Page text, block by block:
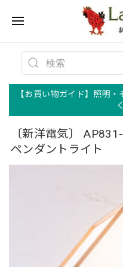
【お買い物ガイド】照
〔新洋電気〕
ペンダントライト